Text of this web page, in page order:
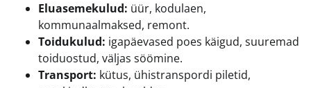
Eluasemekulud: üür, kodulaen,
kommunaalmaksed, remont.
Toidukulud: igapäevased poes käigud, suuremad
toiduostud, väljas söömine.
Transport: kütus, ühistranspordi piletid,